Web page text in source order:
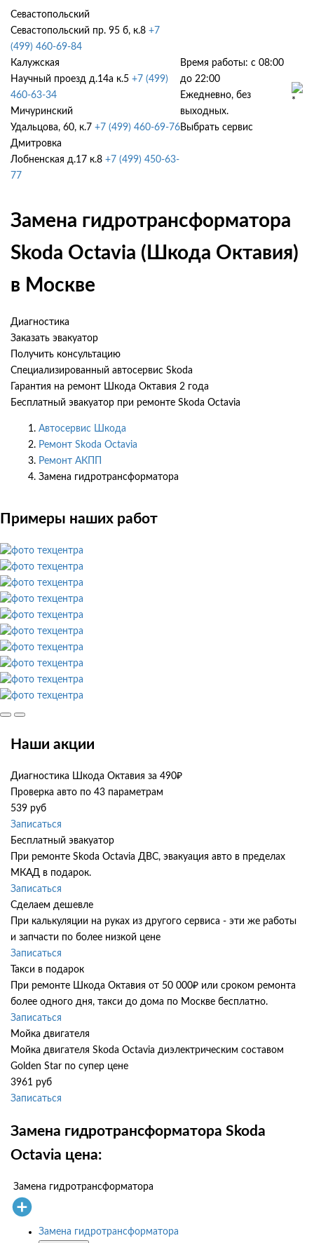
Севастопольский
Севастопольский пр. 95 б, к.8 +7
(499) 460-69-84
Калужская
Научный проезд д.14а к.5 +7 (499)
460-63-34
Мичуринский
Удальцова, 60, к.7 +7 (499) 460-69-76
Дмитровка
Лобненская д.17 к.8 +7 (499) 450-63-
77
Время работы: с 08:00
до 22:00
Ежедневно, без
выходных.
Выбрать сервис
Замена гидротрансформатора
Skoda Octavia (Шкода Октавия)
в Москве
Диагностика
Заказать эвакуатор
Получить консультацию
Специализированный автосервис Skoda
Гарантия на ремонт Шкода Октавия 2 года
Бесплатный эвакуатор при ремонте Skoda Octavia
Автосервис Шкода
Ремонт Skoda Octavia
Ремонт АКПП
Замена гидротрансформатора
Примеры наших работ
Наши акции
Диагностика Шкода Октавия за 490₽
Проверка авто по 43 параметрам
539 руб
Записаться
Бесплатный эвакуатор
При ремонте Skoda Octavia ДВС, эвакуация авто в пределах
МКАД в подарок.
Записаться
Сделаем дешевле
При калькуляции на руках из другого сервиса - эти же работы
и запчасти по более низкой цене
Записаться
Такси в подарок
При ремонте Шкода Октавия от 50 000₽ или сроком ремонта
более одного дня, такси до дома по Москве бесплатно.
Записаться
Мойка двигателя
Мойка двигателя Skoda Octavia диэлектрическим составом
Golden Star по супер цене
3961 руб
Записаться
Замена гидротрансформатора Skoda
Octavia цена:
Замена гидротрансформатора
Замена гидротрансформатора